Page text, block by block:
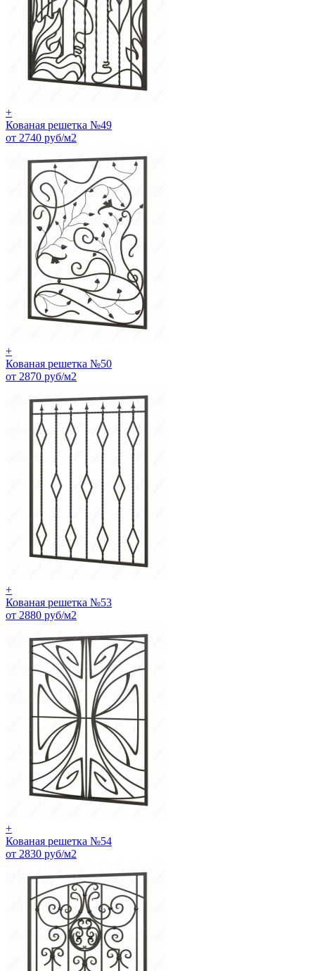
+
Кованая решетка №49
от 2740 руб/м2
+
Кованая решетка №50
от 2870 руб/м2
+
Кованая решетка №53
от 2880 руб/м2
+
Кованая решетка №54
от 2830 руб/м2